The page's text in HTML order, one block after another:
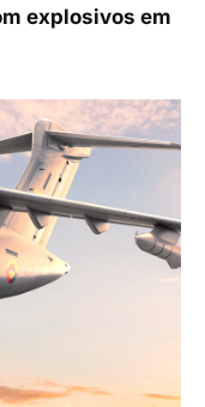
explosivos em